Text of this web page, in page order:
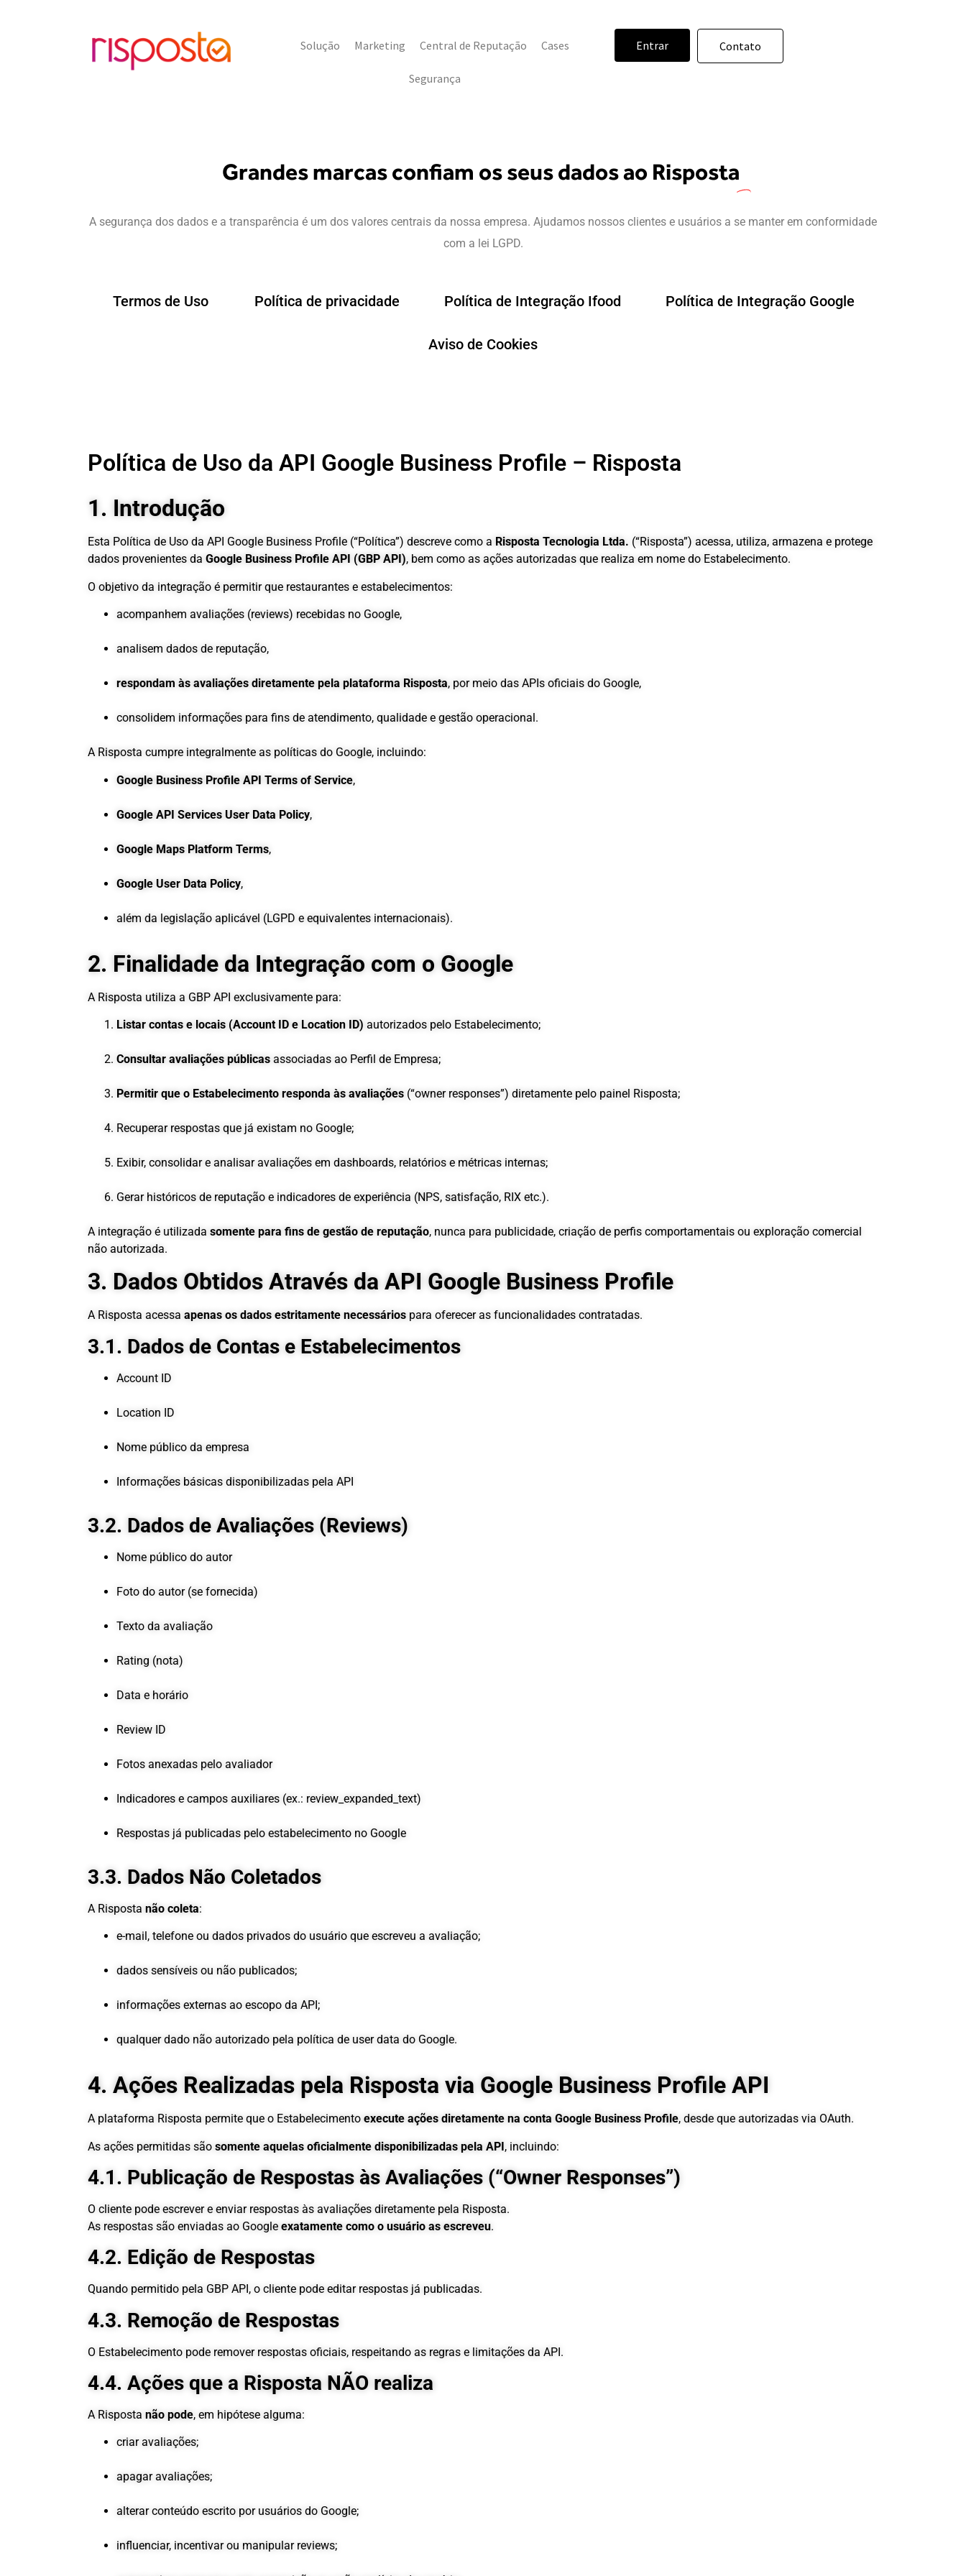
Solução Marketing Central de Reputação Cases
Segurança
Entrar Contato
Grandes marcas confiam os seus dados ao Risposta
A segurança dos dados e a transparência é um dos valores centrais da nossa empresa. Ajudamos nossos clientes e usuários a se manter em conformidade
com a lei LGPD.
Termos de Uso Política de privacidade Política de Integração Ifood Política de Integração Google
Aviso de Cookies
Política de Uso da API Google Business Profile – Risposta
1. Introdução
Esta Política de Uso da API Google Business Profile (“Política”) descreve como a Risposta Tecnologia Ltda. (“Risposta”) acessa, utiliza, armazena e protege
dados provenientes da Google Business Profile API (GBP API), bem como as ações autorizadas que realiza em nome do Estabelecimento.
O objetivo da integração é permitir que restaurantes e estabelecimentos:
acompanhem avaliações (reviews) recebidas no Google,
analisem dados de reputação,
respondam às avaliações diretamente pela plataforma Risposta, por meio das APIs oficiais do Google,
consolidem informações para fins de atendimento, qualidade e gestão operacional.
A Risposta cumpre integralmente as políticas do Google, incluindo:
Google Business Profile API Terms of Service,
Google API Services User Data Policy,
Google Maps Platform Terms,
Google User Data Policy,
além da legislação aplicável (LGPD e equivalentes internacionais).
2. Finalidade da Integração com o Google
A Risposta utiliza a GBP API exclusivamente para:
Listar contas e locais (Account ID e Location ID) autorizados pelo Estabelecimento;
Consultar avaliações públicas associadas ao Perfil de Empresa;
Permitir que o Estabelecimento responda às avaliações (“owner responses”) diretamente pelo painel Risposta;
Recuperar respostas que já existam no Google;
Exibir, consolidar e analisar avaliações em dashboards, relatórios e métricas internas;
Gerar históricos de reputação e indicadores de experiência (NPS, satisfação, RIX etc.).
A integração é utilizada somente para fins de gestão de reputação, nunca para publicidade, criação de perfis comportamentais ou exploração comercial
não autorizada.
3. Dados Obtidos Através da API Google Business Profile
A Risposta acessa apenas os dados estritamente necessários para oferecer as funcionalidades contratadas.
3.1. Dados de Contas e Estabelecimentos
Account ID
Location ID
Nome público da empresa
Informações básicas disponibilizadas pela API
3.2. Dados de Avaliações (Reviews)
Nome público do autor
Foto do autor (se fornecida)
Texto da avaliação
Rating (nota)
Data e horário
Review ID
Fotos anexadas pelo avaliador
Indicadores e campos auxiliares (ex.: review_expanded_text)
Respostas já publicadas pelo estabelecimento no Google
3.3. Dados Não Coletados
A Risposta não coleta:
e-mail, telefone ou dados privados do usuário que escreveu a avaliação;
dados sensíveis ou não publicados;
informações externas ao escopo da API;
qualquer dado não autorizado pela política de user data do Google.
4. Ações Realizadas pela Risposta via Google Business Profile API
A plataforma Risposta permite que o Estabelecimento execute ações diretamente na conta Google Business Profile, desde que autorizadas via OAuth.
As ações permitidas são somente aquelas oficialmente disponibilizadas pela API, incluindo:
4.1. Publicação de Respostas às Avaliações (“Owner Responses”)
O cliente pode escrever e enviar respostas às avaliações diretamente pela Risposta.
As respostas são enviadas ao Google exatamente como o usuário as escreveu.
4.2. Edição de Respostas
Quando permitido pela GBP API, o cliente pode editar respostas já publicadas.
4.3. Remoção de Respostas
O Estabelecimento pode remover respostas oficiais, respeitando as regras e limitações da API.
4.4. Ações que a Risposta NÃO realiza
A Risposta não pode, em hipótese alguma:
criar avaliações;
apagar avaliações;
alterar conteúdo escrito por usuários do Google;
influenciar, incentivar ou manipular reviews;